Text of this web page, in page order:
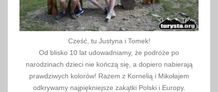
Cześć, tu Justyna i Tomek!
Od blisko 10 lat udowadniamy, że podróże po
narodzinach dzieci nie kończą się, a dopiero nabierają
prawdziwych kolorów! Razem z Kornelią i Mikołajem
odkrywamy najpiękniejsze zakątki Polski i Europy.